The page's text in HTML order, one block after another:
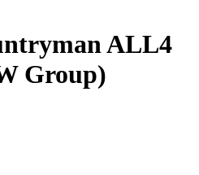
ALL4
Group)